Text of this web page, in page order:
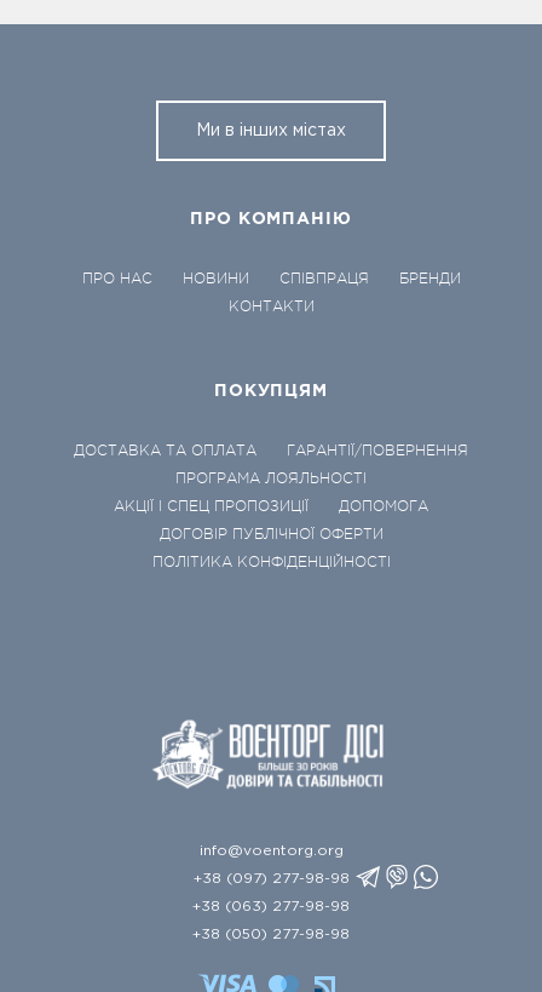
Ми в інших містах
ПРО КОМПАНІЮ
ПРО НАС НОВИНИ СПІВПРАЦЯ
БРЕНДИ
КОНТАКТИ
ПОКУПЦЯМ
ДОСТАВКА ТА ОПЛАТА
ГАРАНТІЇ/ПОВЕРНЕННЯ
ПРОГРАМА ЛОЯЛЬНОСТІ
АКЦІЇ І СПЕЦ ПРОПОЗИЦІЇ
ДОПОМОГА
ДОГОВІР ПУБЛІЧНОЇ ОФЕРТИ
ПОЛІТИКА КОНФІДЕНЦІЙНОСТІ
info@voentorg.org
+38 (097) 277-98-98
+38 (063) 277-98-98
+38 (050) 277-98-98